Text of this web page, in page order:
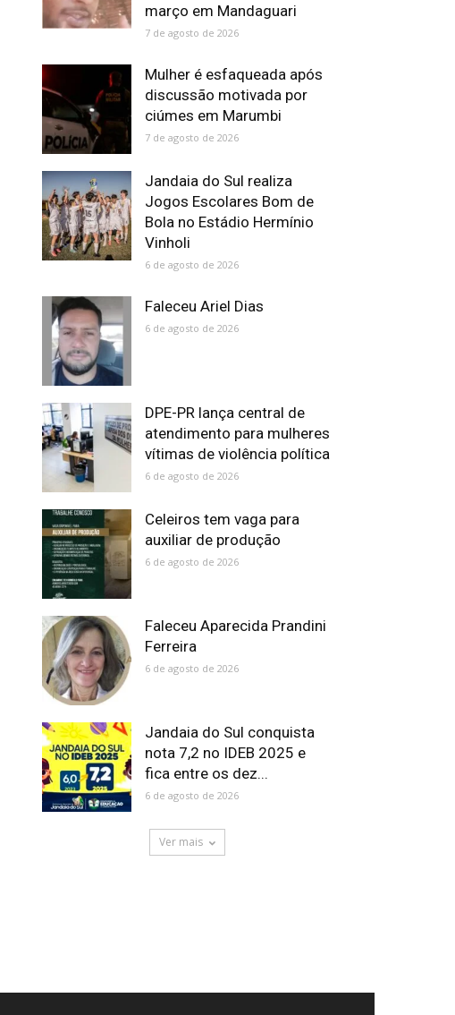
março em Mandaguari
7 de agosto de 2026
Mulher é esfaqueada após
discussão motivada por
ciúmes em Marumbi
7 de agosto de 2026
Jandaia do Sul realiza
Jogos Escolares Bom de
Bola no Estádio Hermínio
Vinholi
6 de agosto de 2026
Faleceu Ariel Dias
6 de agosto de 2026
DPE-PR lança central de
atendimento para mulheres
vítimas de violência política
6 de agosto de 2026
Celeiros tem vaga para
auxiliar de produção
6 de agosto de 2026
Faleceu Aparecida Prandini
Ferreira
6 de agosto de 2026
Jandaia do Sul conquista
nota 7,2 no IDEB 2025 e
fica entre os dez...
6 de agosto de 2026
Ver mais